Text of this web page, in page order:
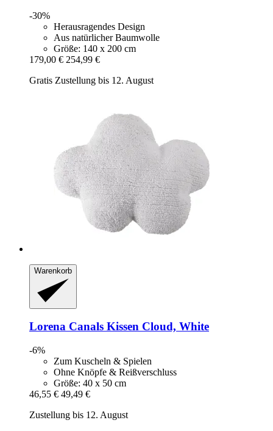
-30%
Herausragendes Design
Aus natürlicher Baumwolle
Größe: 140 x 200 cm
179,00 € 254,99 €
Gratis Zustellung bis 12. August
Warenkorb
Lorena Canals Kissen Cloud, White
-6%
Zum Kuscheln & Spielen
Ohne Knöpfe & Reißverschluss
Größe: 40 x 50 cm
46,55 € 49,49 €
Zustellung bis 12. August